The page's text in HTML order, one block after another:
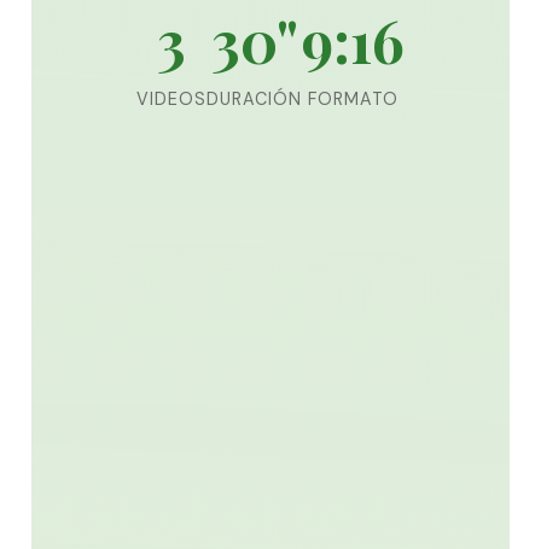
3
VIDEOS
30"
DURACIÓN
9:16
FORMATO